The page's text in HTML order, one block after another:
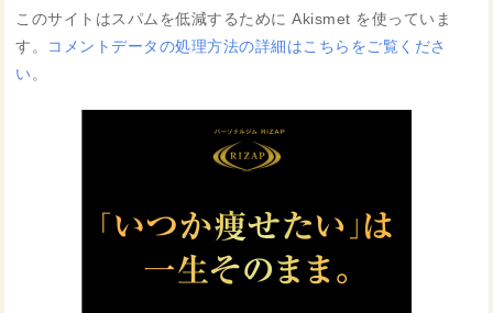
このサイトはスパムを低減するために Akismet を使っていま
す。 コメントデータの処理方法の詳細はこちらをご覧くださ
い。